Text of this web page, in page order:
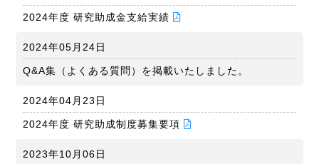
2024年度 研究助成金支給実績
2024年05月24日
Q&A集（よくある質問）を掲載いたしました。
2024年04月23日
2024年度 研究助成制度募集要項
2023年10月06日